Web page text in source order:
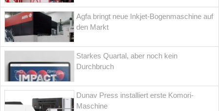
Agfa bringt neue Inkjet-Bogenmaschine auf
den Markt
Starkes Quartal, aber noch kein
Durchbruch
Dunav Press installiert erste Komori-
Maschine